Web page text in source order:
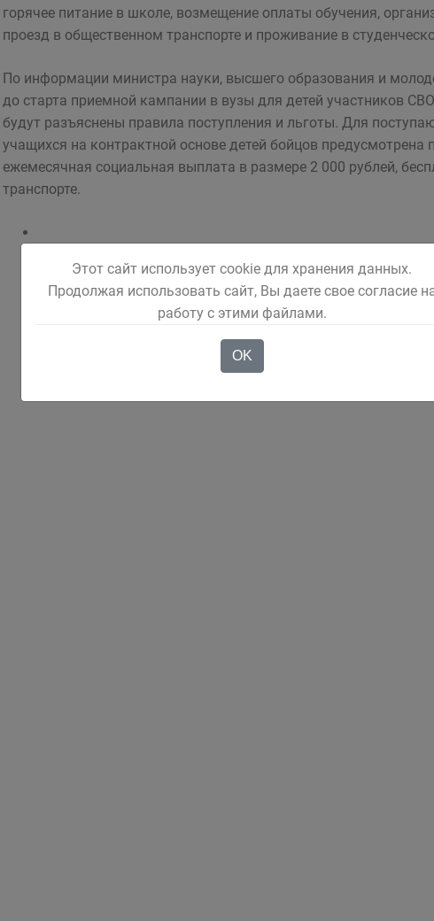
горячее питание в школе, возмещение оплаты обучения,
проезд в общественном транспорте и проживание в
По информации министра науки, высшего образования и
до старта приемной кампании в вузы для детей участников
будут разъяснены правила поступления и льготы. Для
учащихся на контрактной основе детей бойцов
ежемесячная социальная выплата в размере 2 000 рублей,
транспорте.
Этот сайт использует cookie для хранения данных.
Продолжая использовать сайт, Вы даете свое согласие
работу с этими файлами.
OK